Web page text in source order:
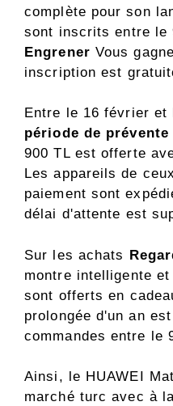
complète pour son
sont inscrits entre le
Engrener Vous
inscription est
Entre le 16 février et
période de prévente
900 TL est offerte
Les appareils de
paiement sont
délai d'attente est
Sur les achats
montre intelligente
sont offerts en
prolongée d'un an
commandes entre le
Ainsi, le HUAWEI
marché turc avec à